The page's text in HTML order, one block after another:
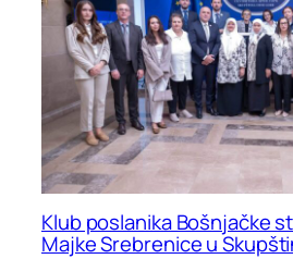
Klub poslanika Bošnjačke
Majke Srebrenice u